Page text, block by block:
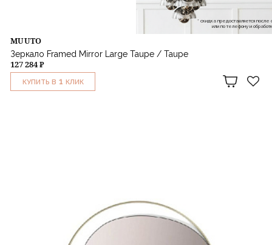
MUUTO
Зеркало Framed Mirror Large Taupe / Taupe
127 284 ₽
КУПИТЬ В 1 КЛИК
* скидка предоставляется
или по телефону и